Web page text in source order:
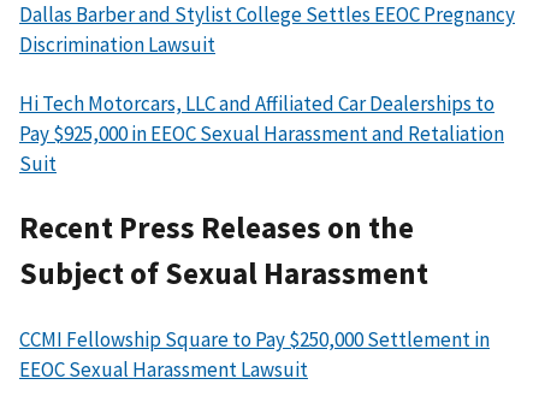
Dallas Barber and Stylist College Settles EEOC Pregnancy
Discrimination Lawsuit
Hi Tech Motorcars, LLC and Affiliated Car Dealerships to
Pay $925,000 in EEOC Sexual Harassment and Retaliation
Suit
Recent Press Releases on the
Subject of Sexual Harassment
CCMI Fellowship Square to Pay $250,000 Settlement in
EEOC Sexual Harassment Lawsuit